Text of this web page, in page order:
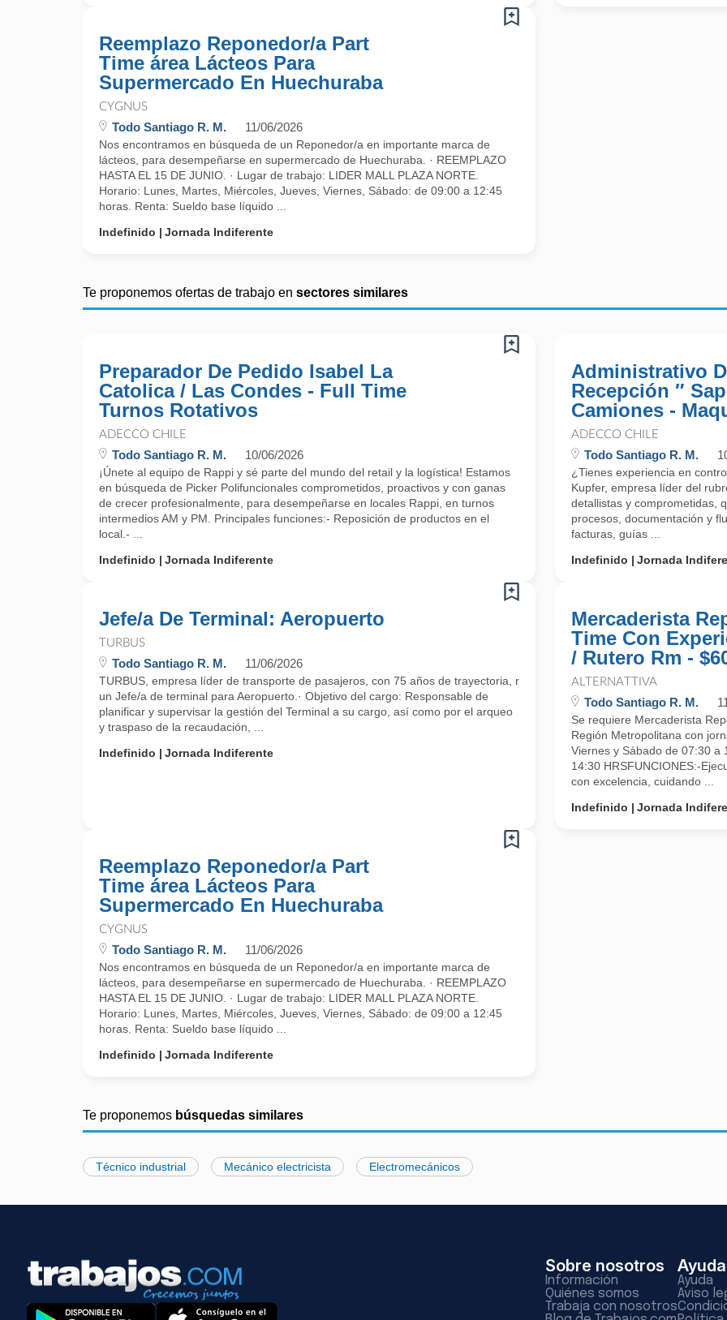
Reemplazo Reponedor/a Part
Time área Lácteos Para
Supermercado En Huechuraba
CYGNUS
Todo Santiago R. M. 11/06/2026
Nos encontramos en búsqueda de un Reponedor/a en importante marca de
lácteos, para desempeñarse en supermercado de Huechuraba. · REEMPLAZO
HASTA EL 15 DE JUNIO. · Lugar de trabajo: LIDER MALL PLAZA NORTE.
Horario: Lunes, Martes, Miércoles, Jueves, Viernes, Sábado: de 09:00 a 12:45
horas. Renta: Sueldo base líquido ...
Indefinido
Jornada Indiferente
Te proponemos ofertas de trabajo en sectores similares
Preparador De Pedido Isabel La
Catolica / Las Condes - Full Time
Turnos Rotativos
ADECCO CHILE
Todo Santiago R. M. 10/06/2026
¡Únete al equipo de Rappi y sé parte del mundo del retail y la logística! Estamos
en búsqueda de Picker Polifuncionales comprometidos, proactivos y con ganas
de crecer profesionalmente, para desempeñarse en locales Rappi, en turnos
intermedios AM y PM. Principales funciones:- Reposición de productos en el
local.- ...
Indefinido
Jornada Indiferente
Administrativo
Recepción ″
Camiones -
ADECCO CHILE
Todo Santiago R. M.
¿Tienes experiencia en
Kupfer, empresa líder del
detallistas y comprometidas,
procesos, documentación y
facturas, guías ...
Indefinido
Jornada
Jefe/a De Terminal: Aeropuerto
TURBUS
Todo Santiago R. M. 11/06/2026
TURBUS, empresa líder de transporte de pasajeros, con 75 años de trayectoria, requiere incorporar a su equipo a
un Jefe/a de terminal para Aeropuerto.· Objetivo del cargo: Responsable de
planificar y supervisar la gestión del Terminal a su cargo, así como por el arqueo
y traspaso de la recaudación, ...
Indefinido
Jornada Indiferente
Mercaderista
Time Con
/ Rutero Rm -
ALTERNATTIVA
Todo Santiago R. M.
Se requiere Mercaderista
Región Metropolitana con
Viernes y Sábado de 07:30 a
14:30 HRSFUNCIONES:-
con excelencia, cuidando ...
Indefinido
Jornada
Reemplazo Reponedor/a Part
Time área Lácteos Para
Supermercado En Huechuraba
CYGNUS
Todo Santiago R. M. 11/06/2026
Nos encontramos en búsqueda de un Reponedor/a en importante marca de
lácteos, para desempeñarse en supermercado de Huechuraba. · REEMPLAZO
HASTA EL 15 DE JUNIO. · Lugar de trabajo: LIDER MALL PLAZA NORTE.
Horario: Lunes, Martes, Miércoles, Jueves, Viernes, Sábado: de 09:00 a 12:45
horas. Renta: Sueldo base líquido ...
Indefinido
Jornada Indiferente
Te proponemos búsquedas similares
Técnico industrial Mecánico electricista Electromecánicos
Sobre nosotros
Información
Quiénes somos
Trabaja con nosotros
Ayuda
Ayuda
Aviso